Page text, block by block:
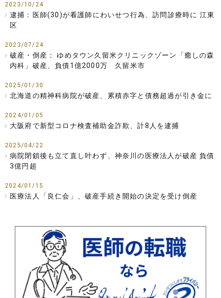
2023/10/24
逮捕：医師(30)が看護師にわいせつ行為、訪問診療時に 江東
区
2023/07/24
破産・倒産： ゆめタウン久留米クリニックゾーン「癒しの森
内科」破産、負債1億2000万 久留米市
2025/01/30
北海道の精神科病院が破産、累積赤字と債務超過が引き金に
2024/01/05
大阪府で新型コロナ検査補助金詐欺、計8人を逮捕
2025/04/22
病院閉鎖後も立て直し叶わず、神奈川の医療法人が破産 負債
3億円超
2024/01/15
医療法人「良仁会」、破産手続き開始の決定を受け倒産